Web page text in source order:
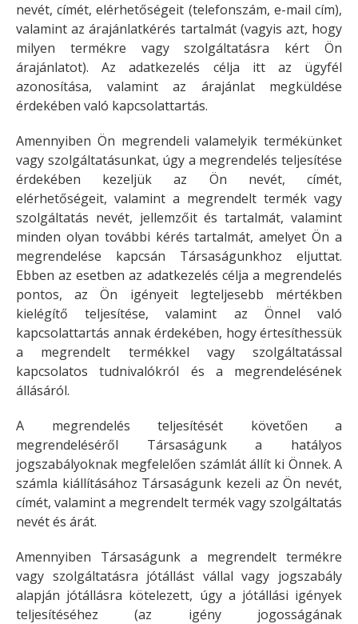
nevét, címét, elérhetőségeit (telefonszám, e-mail cím),
valamint az árajánlatkérés tartalmát (vagyis azt, hogy
milyen termékre vagy szolgáltatásra kért Ön
árajánlatot). Az adatkezelés célja itt az ügyfél
azonosítása, valamint az árajánlat megküldése
érdekében való kapcsolattartás.
Amennyiben Ön megrendeli valamelyik termékünket
vagy szolgáltatásunkat, úgy a megrendelés teljesítése
érdekében kezeljük az Ön nevét, címét,
elérhetőségeit, valamint a megrendelt termék vagy
szolgáltatás nevét, jellemzőit és tartalmát, valamint
minden olyan további kérés tartalmát, amelyet Ön a
megrendelése kapcsán Társaságunkhoz eljuttat.
Ebben az esetben az adatkezelés célja a megrendelés
pontos, az Ön igényeit legteljesebb mértékben
kielégítő teljesítése, valamint az Önnel való
kapcsolattartás annak érdekében, hogy értesíthessük
a megrendelt termékkel vagy szolgáltatással
kapcsolatos tudnivalókról és a megrendelésének
állásáról.
A megrendelés teljesítését követően a
megrendeléséről Társaságunk a hatályos
jogszabályoknak megfelelően számlát állít ki Önnek. A
számla kiállításához Társaságunk kezeli az Ön nevét,
címét, valamint a megrendelt termék vagy szolgáltatás
nevét és árát.
Amennyiben Társaságunk a megrendelt termékre
vagy szolgáltatásra jótállást vállal vagy jogszabály
alapján jótállásra kötelezett, úgy a jótállási igények
teljesítéséhez (az igény jogosságának